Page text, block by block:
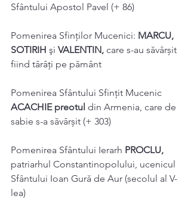
Sfântului Apostol Pavel (+ 86)
Pomenirea Sfinților Mucenici: MARCU,
SOTIRIH şi VALENTIN, care s-au săvârșit
fiind târâți pe pământ
Pomenirea Sfântului Sfințit Mucenic
ACACHIE preotul din Armenia, care de
sabie s-a săvârșit (+ 303)
Pomenirea Sfântului Ierarh PROCLU,
patriarhul Constantinopolului, ucenicul
Sfântului Ioan Gură de Aur (secolul al V-
lea)